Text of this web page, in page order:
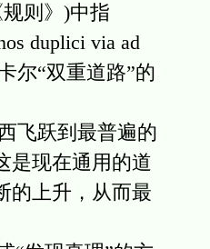
则》)中指
duplici via ad
尔“双重道路”的
飞跃到最普遍的
是现在通用的道
的上升，从而最